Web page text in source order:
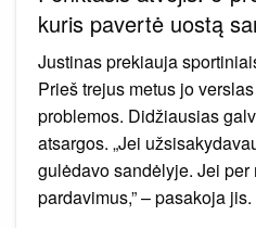
kuris pavertė uostą
Justinas prekiauja
Prieš trejus metus jo
problemos. Didžiausias
atsargos. „Jei
gulėdavo sandėlyje. Jei per
pardavimus,” – pasakoja jis.